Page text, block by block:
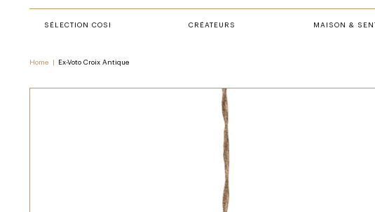
SÉLECTION COSI CRÉATEURS MAISON &
Home Ex-Voto Croix Antique